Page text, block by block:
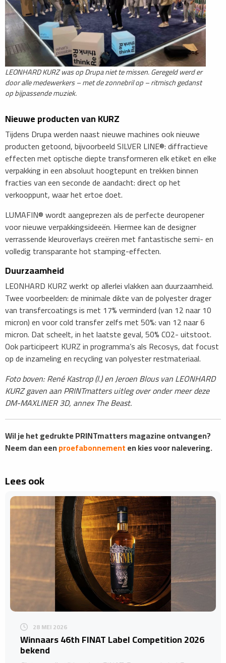
LEONHARD KURZ was op Drupa niet te missen. Geregeld werd er
door alle medewerkers – met de zonnebril op – ritmisch gedanst
op bijpassende muziek.
Nieuwe producten van KURZ
Tijdens Drupa werden naast nieuwe machines ook nieuwe
producten getoond, bijvoorbeeld SILVER LINE®: diffractieve
effecten met optische diepte transformeren elk etiket en elke
verpakking in een absoluut hoogtepunt en trekken binnen
fracties van een seconde de aandacht: direct op het
verkooppunt, waar het ertoe doet.
LUMAFIN® wordt aangeprezen als de perfecte deuropener
voor nieuwe verpakkingsideeën. Hiermee kan de designer
verrassende kleuroverlays creëren met fantastische semi- en
volledig transparante hot stamping-effecten.
Duurzaamheid
LEONHARD KURZ werkt op allerlei vlakken aan duurzaamheid.
Twee voorbeelden: de minimale dikte van de polyester drager
van transfercoatings is met 17% verminderd (van 12 naar 10
micron) en voor cold transfer zelfs met 50%: van 12 naar 6
micron. Dat scheelt, in het laatste geval, 50% CO2- uitstoot.
Ook participeert KURZ in programma’s als Recosys, dat focust
op de inzameling en recycling van polyester restmateriaal.
Foto boven: René Kastrop (l.) en Jeroen Blous van LEONHARD
KURZ gaven aan PRINTmatters uitleg over onder meer deze
DM-MAXLINER 3D, annex The Beast.
Wil je het gedrukte PRINTmatters magazine ontvangen?
Neem dan eenproefabonnementen kies voor nalevering.
Lees ook
28 MEI 2026
Winnaars 46th FINAT Label Competition 2026
bekend